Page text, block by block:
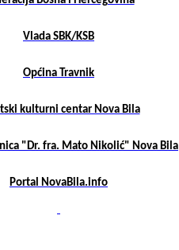
Vlada SBK/KSB
Općina Travnik
kulturni centar Nova Bila
"Dr. fra. Mato Nikolić" Nova Bila
Portal NovaBila.info